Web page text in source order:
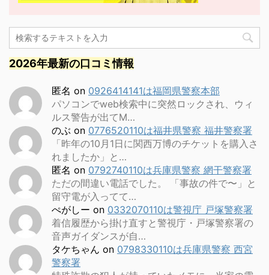
2026年最新の口コミ情報
匿名 on 0926414141は福岡県警察本部
パソコンでweb検索中に突然ロックされ、ウィ
ルス警告が出てM…
のぶ on 0776520110は福井県警察 福井警察署
「昨年の10月1日に関西万博のチケットを購入さ
れましたか」と…
匿名 on 0792740110は兵庫県警察 網干警察署
ただの間違い電話でした。 「事故の件で〜」と
留守電が入ってて…
ぺがしー on 0332070110は警視庁 戸塚警察署
着信履歴から掛け直すと警視庁・戸塚警察署の
音声ガイダンスが自…
タケちゃん on 0798330110は兵庫県警察 西宮
警察署